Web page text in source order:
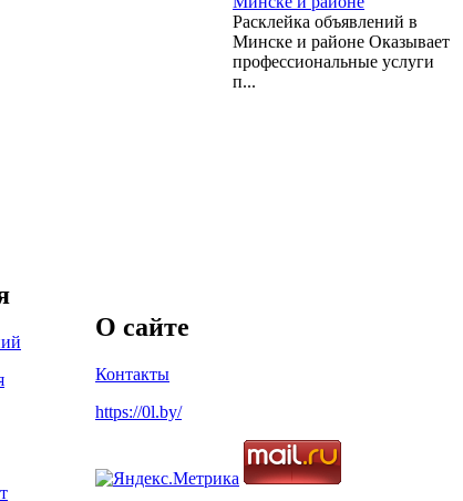
Расклейка объявлений в
Минске и районе Оказывает
профессиональные услуги
п...
О сайте
Контакты
https://0l.by/